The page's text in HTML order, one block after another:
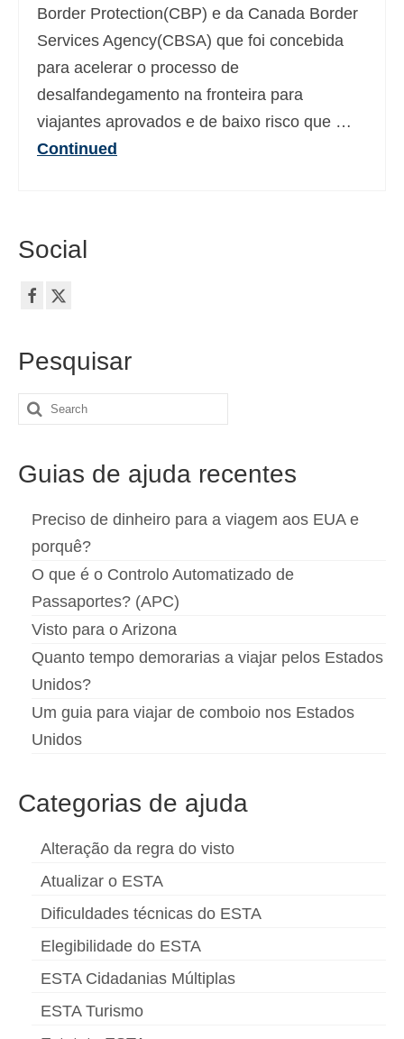
Ελληνικά (Grego)
עברית(Hebraico)
Magyar
Slovenčina
Slovenščina(Esloveno
Svenska( Sueco )
Border Protection(CBP) e da Canada Border
Services Agency(CBSA) que foi concebida
para acelerar o processo de
desalfandegamento na fronteira para
viajantes aprovados e de baixo risco que …
Continued
Social
Pesquisar
Search
Guias de ajuda recentes
Preciso de dinheiro para a viagem aos EUA e
porquê?
O que é o Controlo Automatizado de
Passaportes? (APC)
Visto para o Arizona
Quanto tempo demorarias a viajar pelos Estados
Unidos?
Um guia para viajar de comboio nos Estados
Unidos
Categorias de ajuda
Alteração da regra do visto
Atualizar o ESTA
Dificuldades técnicas do ESTA
Elegibilidade do ESTA
ESTA Cidadanias Múltiplas
ESTA Turismo